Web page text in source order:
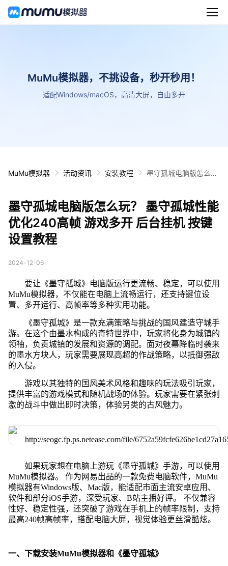
MuMu模拟器，不挑设备，秒开秒用！
适配Windows/macOS，高清大屏，自由多开
MuMu模拟器 活动资讯 安装教程
墨守孤城电脑版怎么
台挂机 按键设置教程
墨守孤城电脑版怎么玩？ 墨守孤城性能
优化240高帧 游戏多开 后台挂机 按键
设置教程
2024-12-06
要让《墨守孤城》电脑版运行更流畅、稳定，可以使用
MuMu模拟器，不仅能在电脑上流畅运行，还支持键位设
置、多开运行、高帧率等多种实用功能。
《墨守孤城》是一款充满策略与挑战的国风建造守城手
游。在这个由墨水构成的奇特世界中，玩家将化身为城镇的
领袖，负责城镇的发展和资源的调配。面对夜幕降临时袭来
的墨水方块人，玩家需要展现高超的作战策略，以抵御强敌
的入侵。
游戏以其独特的国风美术风格和趣味的玩法吸引玩家，
提供丰富的游戏模式和随机战场的体验。玩家需要在紧张刺
激的战斗中做出即时决策，体验另类的古风魅力。
如果玩家想在电脑上游玩《墨守孤城》手游，可以使用
MuMu模拟器。 作为网易出品的一款免费电脑软件，MuMu
模拟器有Windows版、Mac版，能适配市面主流安卓应用、
软件和部分iOS手游，深受玩家、B站主播好评。 不仅兼容
性好、稳定性强，还突破了游戏在手机上的帧率限制，支持
最高240帧高帧率，搭配电脑大屏，视觉体验更丝滑酷炫。
一、下载安装MuMu模拟器和《墨守孤城》